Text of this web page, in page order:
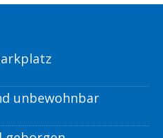
unbewohnbar